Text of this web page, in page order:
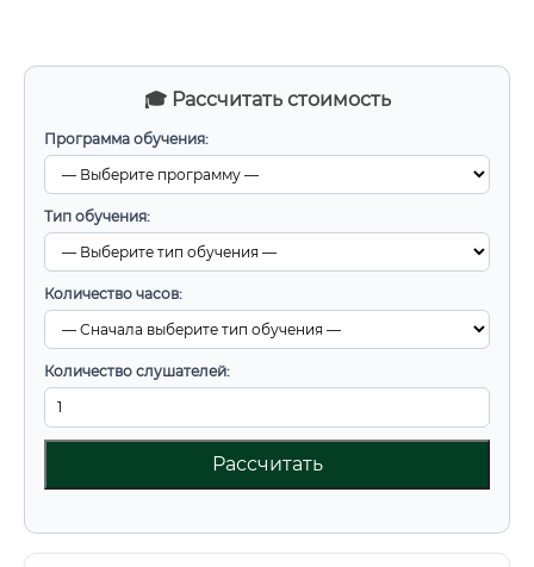
🎓 Рассчитать стоимость
Программа обучения:
Тип обучения:
Количество часов:
Количество слушателей:
Рассчитать